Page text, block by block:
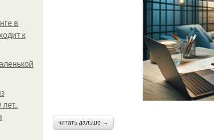
в
к
читать дальше →